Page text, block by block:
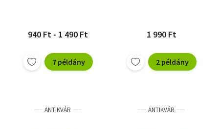
940 Ft - 1 490 Ft
7 példány
1 990 Ft
2 példány
ANTIKVÁR ANTIKVÁR